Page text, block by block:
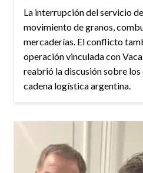
La interrupción del servicio
movimiento de granos,
mercaderías. El conflicto
operación vinculada con
reabrió la discusión sobre
cadena logística argentina.